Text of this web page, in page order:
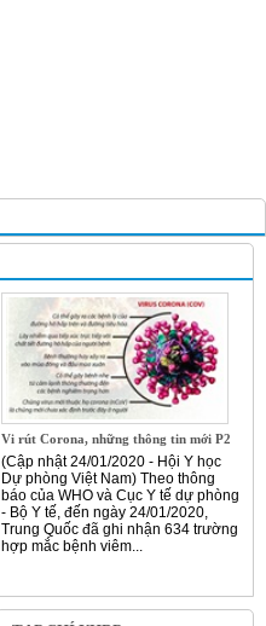
Vi rút Corona, những thông tin mới P2
(Cập nhật 24/01/2020 - Hội Y học
Dự phòng Việt Nam) Theo thông
báo của WHO và Cục Y tế dự phòng
- Bộ Y tế, đến ngày 24/01/2020,
Trung Quốc đã ghi nhận 634 trường
hợp mắc bệnh viêm...